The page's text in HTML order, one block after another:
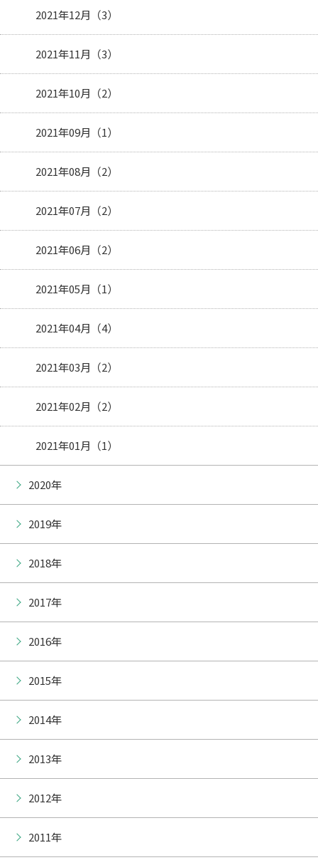
2021年12月（3）
2021年11月（3）
2021年10月（2）
2021年09月（1）
2021年08月（2）
2021年07月（2）
2021年06月（2）
2021年05月（1）
2021年04月（4）
2021年03月（2）
2021年02月（2）
2021年01月（1）
2020年
2019年
2018年
2017年
2016年
2015年
2014年
2013年
2012年
2011年